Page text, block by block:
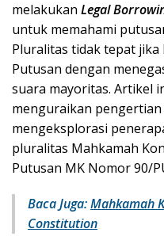
melakukan Legal
untuk memahami
Pluralitas tidak tepat jika
Putusan dengan
suara mayoritas. Artikel
menguraikan
mengeksplorasi
pluralitas Mahkamah
Putusan MK Nomor 90/
Baca Juga:Mahkamah
Constitution